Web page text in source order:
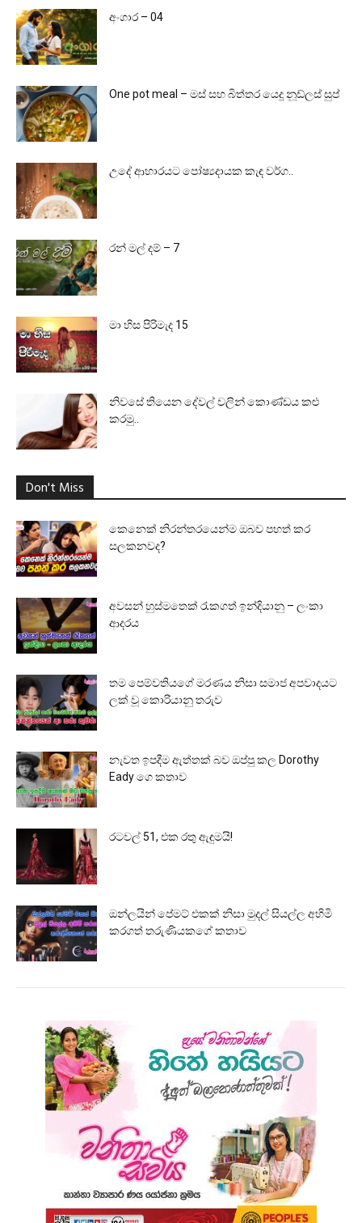
අංගාර – 04
One pot meal – මස් සහ බිත්තර යෙදූ නූඩ්ලස් සුප්
උදේ ආහාරයට පෝෂ්‍යදායක කැඳ වර්ග..
රන් මල් දම් – 7
මා හිස පිරිමැද 15
නිවසේ තියෙන දේවල් වලින් කොණ්ඩය කළු
කරමු..
Don't Miss
කෙනෙක් නිරන්තරයෙන්ම ඔබව පහත් කර
සලකනවද?
අවසන් හුස්මතෙක් රැකගත් ඉන්දියානු – ලංකා
ආදරය
තම පෙම්වතියගේ මරණය නිසා සමාජ අපවාදයට
ලක් වූ කොරියානු තරුව
නැවත ඉපදීම ඇත්තක් බව ඔප්පු කල Dorothy
Eady ගෙ කතාව
රටවල් 51, එක රතු ඇඳුමයි!
ඔන්ලයින් පේමට් එකක් නිසා මුදල් සියල්ල අහිමි
කරගත් තරුණියකගේ කතාව